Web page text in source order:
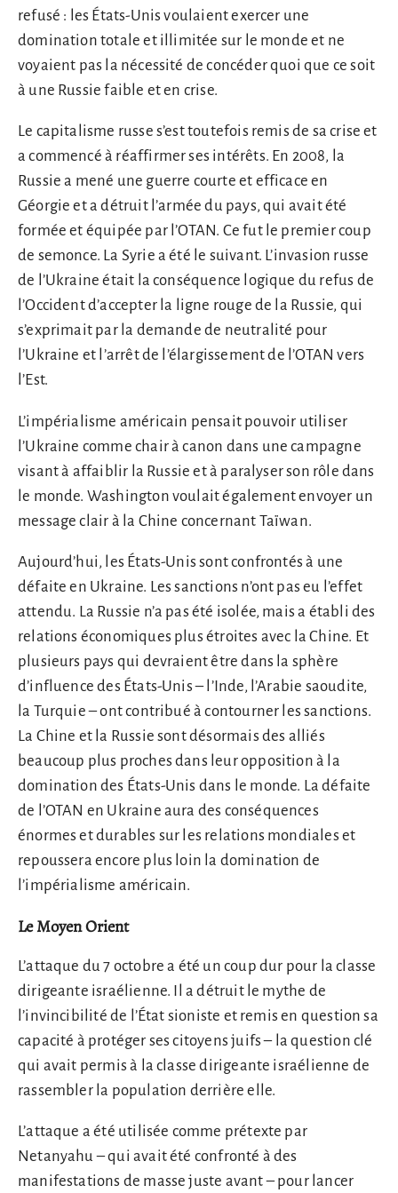
refusé : les États-Unis voulaient exercer une
domination totale et illimitée sur le monde et ne
voyaient pas la nécessité de concéder quoi que ce soit
à une Russie faible et en crise.
Le capitalisme russe s’est toutefois remis de sa crise et
a commencé à réaffirmer ses intérêts. En 2008, la
Russie a mené une guerre courte et efficace en
Géorgie et a détruit l’armée du pays, qui avait été
formée et équipée par l’OTAN. Ce fut le premier coup
de semonce. La Syrie a été le suivant. L’invasion russe
de l’Ukraine était la conséquence logique du refus de
l’Occident d’accepter la ligne rouge de la Russie, qui
s’exprimait par la demande de neutralité pour
l’Ukraine et l’arrêt de l’élargissement de l’OTAN vers
l’Est.
L’impérialisme américain pensait pouvoir utiliser
l’Ukraine comme chair à canon dans une campagne
visant à affaiblir la Russie et à paralyser son rôle dans
le monde. Washington voulait également envoyer un
message clair à la Chine concernant Taïwan.
Aujourd’hui, les États-Unis sont confrontés à une
défaite en Ukraine. Les sanctions n’ont pas eu l’effet
attendu. La Russie n’a pas été isolée, mais a établi des
relations économiques plus étroites avec la Chine. Et
plusieurs pays qui devraient être dans la sphère
d’influence des États-Unis – l’Inde, l’Arabie saoudite,
la Turquie – ont contribué à contourner les sanctions.
La Chine et la Russie sont désormais des alliés
beaucoup plus proches dans leur opposition à la
domination des États-Unis dans le monde. La défaite
de l’OTAN en Ukraine aura des conséquences
énormes et durables sur les relations mondiales et
repoussera encore plus loin la domination de
l’impérialisme américain.
Le Moyen Orient
L’attaque du 7 octobre a été un coup dur pour la classe
dirigeante israélienne. Il a détruit le mythe de
l’invincibilité de l’État sioniste et remis en question sa
capacité à protéger ses citoyens juifs – la question clé
qui avait permis à la classe dirigeante israélienne de
rassembler la population derrière elle.
L’attaque a été utilisée comme prétexte par
Netanyahu – qui avait été confronté à des
manifestations de masse juste avant – pour lancer